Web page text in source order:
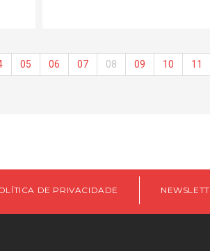
05 06 07 08 09 10 11
DE PRIVACIDADE